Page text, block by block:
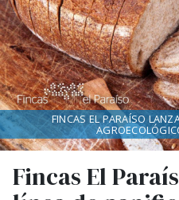
Fincas El
FINCAS EL PARAÍSO